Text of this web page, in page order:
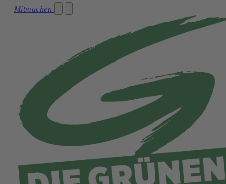
Stadträtin
Gemeinderatswahl 2024 – Unser Team
Soziales
Verkehr und Mobilität
Kultur
Natur und Umwelt
Demokratie
Unsere Statuten
Geschichte
Mitmachen